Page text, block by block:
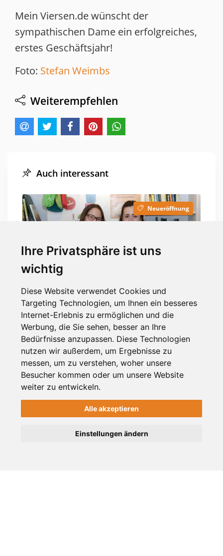
Ihre Privatsphäre ist uns
wichtig
Diese Website verwendet Cookies und
Targeting Technologien, um Ihnen ein besseres
Internet-Erlebnis zu ermöglichen und die
Werbung, die Sie sehen, besser an Ihre
Bedürfnisse anzupassen. Diese Technologien
nutzen wir außerdem, um Ergebnisse zu
messen, um zu verstehen, woher unsere
Besucher kommen oder um unsere Website
weiter zu entwickeln.
Alle akzeptieren
Einstellungen ändern
Mein Viersen.de wünscht der
sympathischen Dame ein erfolgreiches,
erstes Geschäftsjahr!
Foto: Stefan Weimbs
Weiterempfehlen
Auch interessant
vor 5 Jahren
Süchteln
Neueröffnung
Stadt Viersen schafft
Bürgerwald in Süchteln
Nachrichten